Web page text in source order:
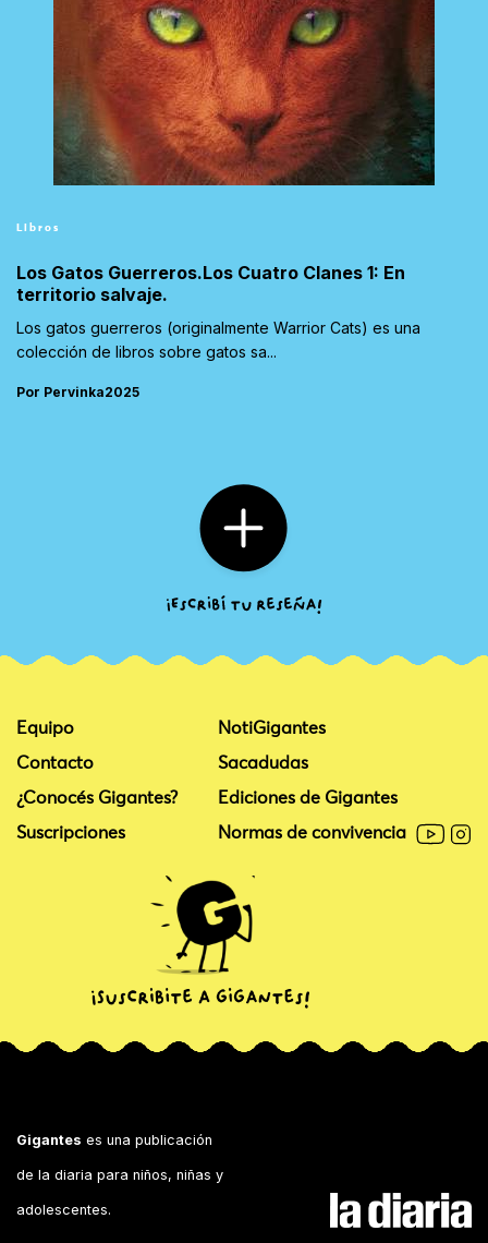
Libros
Los Gatos Guerreros.Los Cuatro Clanes 1: En
territorio salvaje.
Los gatos guerreros (originalmente Warrior Cats) es una
colección de libros sobre gatos sa...
Por Pervinka2025
Equipo
Contacto
¿Conocés Gigantes?
Suscripciones
NotiGigantes
Sacadudas
Ediciones de Gigantes
Normas de convivencia
Gigantes es una publicación
de la diaria para niños, niñas y
adolescentes.